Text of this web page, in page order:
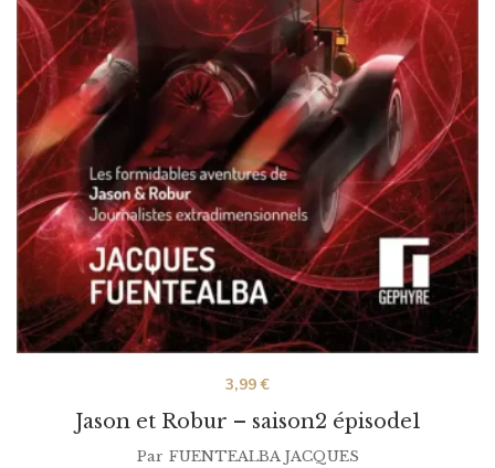
Jason et Robur – saison2 épisode1
3,99€
Par FUENTEALBA JACQUES